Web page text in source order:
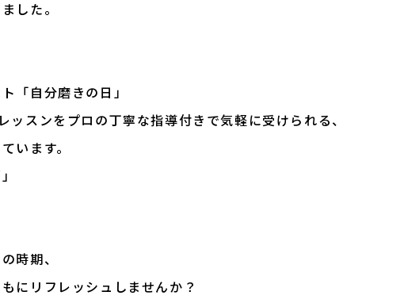
した。
「自分磨きの日」
ッスンをプロの丁寧な指導付きで気軽に受けられる、
います。
時期、
にリフレッシュしませんか？